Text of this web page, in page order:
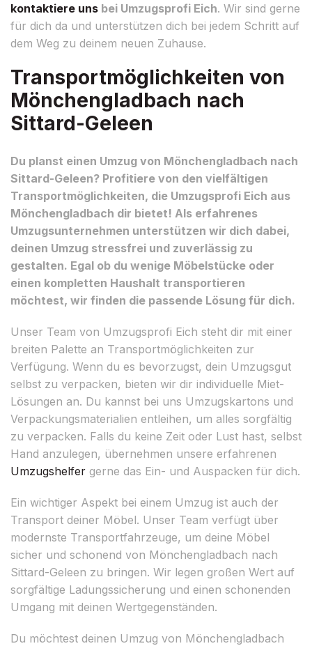
kontaktiere uns bei Umzugsprofi Eich. Wir sind gerne
für dich da und unterstützen dich bei jedem Schritt auf
dem Weg zu deinem neuen Zuhause.
Transportmöglichkeiten von
Mönchengladbach nach
Sittard-Geleen
Du planst einen Umzug von Mönchengladbach nach
Sittard-Geleen? Profitiere von den vielfältigen
Transportmöglichkeiten, die Umzugsprofi Eich aus
Mönchengladbach dir bietet! Als erfahrenes
Umzugsunternehmen unterstützen wir dich dabei,
deinen Umzug stressfrei und zuverlässig zu
gestalten. Egal ob du wenige Möbelstücke oder
einen kompletten Haushalt transportieren
möchtest, wir finden die passende Lösung für dich.
Unser Team von Umzugsprofi Eich steht dir mit einer
breiten Palette an Transportmöglichkeiten zur
Verfügung. Wenn du es bevorzugst, dein Umzugsgut
selbst zu verpacken, bieten wir dir individuelle Miet-
Lösungen an. Du kannst bei uns Umzugskartons und
Verpackungsmaterialien entleihen, um alles sorgfältig
zu verpacken. Falls du keine Zeit oder Lust hast, selbst
Hand anzulegen, übernehmen unsere erfahrenen
Umzugshelfer gerne das Ein- und Auspacken für dich.
Ein wichtiger Aspekt bei einem Umzug ist auch der
Transport deiner Möbel. Unser Team verfügt über
modernste Transportfahrzeuge, um deine Möbel
sicher und schonend von Mönchengladbach nach
Sittard-Geleen zu bringen. Wir legen großen Wert auf
sorgfältige Ladungssicherung und einen schonenden
Umgang mit deinen Wertgegenständen.
Du möchtest deinen Umzug von Mönchengladbach